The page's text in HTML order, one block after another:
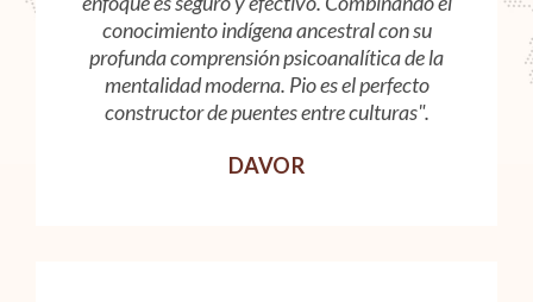
conocimiento indígena ancestral con su
profunda comprensión psicoanalítica de la
mentalidad moderna. Pio es el perfecto
constructor de puentes entre culturas".
DAVOR